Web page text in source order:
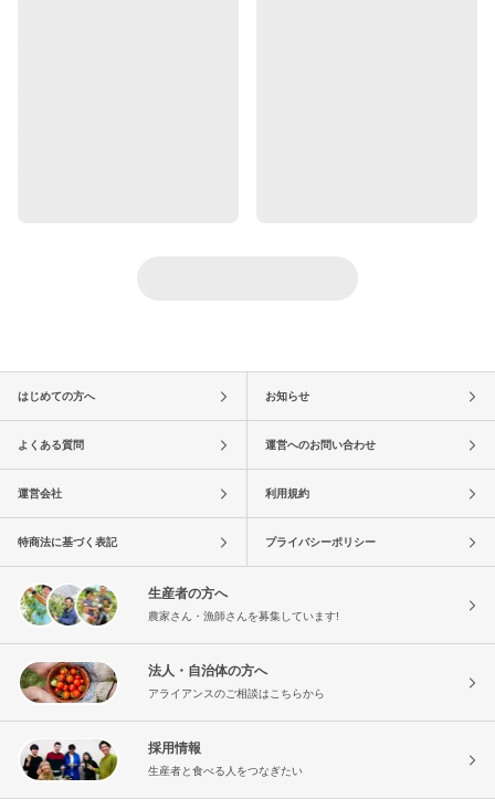
はじめての方へ お知らせ
よくある質問 運営へのお問い合わせ
運営会社 利用規約
特商法に基づく表記 プライバシーポリシー
生産者の方へ
農家さん・漁師さんを募集しています!
法人・自治体の方へ
アライアンスのご相談はこちらから
採用情報
生産者と食べる人をつなぎたい